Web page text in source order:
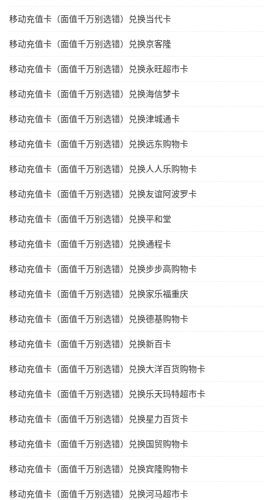
移动充值卡（面值千万别选错）兑换当代卡
移动充值卡（面值千万别选错）兑换京客隆
移动充值卡（面值千万别选错）兑换永旺超市卡
移动充值卡（面值千万别选错）兑换海信梦卡
移动充值卡（面值千万别选错）兑换津城通卡
移动充值卡（面值千万别选错）兑换远东购物卡
移动充值卡（面值千万别选错）兑换人人乐购物卡
移动充值卡（面值千万别选错）兑换友谊阿波罗卡
移动充值卡（面值千万别选错）兑换平和堂
移动充值卡（面值千万别选错）兑换通程卡
移动充值卡（面值千万别选错）兑换步步高购物卡
移动充值卡（面值千万别选错）兑换家乐福重庆
移动充值卡（面值千万别选错）兑换德基购物卡
移动充值卡（面值千万别选错）兑换新百卡
移动充值卡（面值千万别选错）兑换大洋百货购物卡
移动充值卡（面值千万别选错）兑换乐天玛特超市卡
移动充值卡（面值千万别选错）兑换星力百货卡
移动充值卡（面值千万别选错）兑换国贸购物卡
移动充值卡（面值千万别选错）兑换宾隆购物卡
移动充值卡（面值千万别选错）兑换河马超市卡